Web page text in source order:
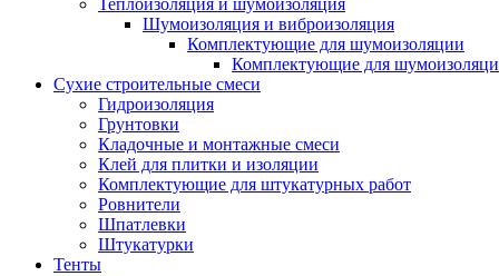
Теплоизоляция и шумоизоляция
Шумоизоляция и виброизоляция
Комплектующие для шумоизоляции
Комплектующие для
Сухие строительные смеси
Гидроизоляция
Грунтовки
Кладочные и монтажные смеси
Клей для плитки и изоляции
Комплектующие для штукатурных работ
Ровнители
Шпатлевки
Штукатурки
Тенты